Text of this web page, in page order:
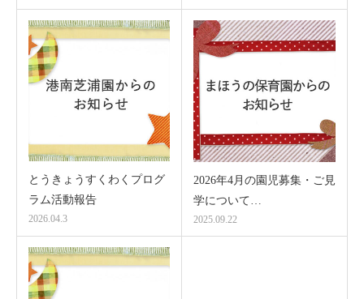
とうきょうすくわくプログ
ラム活動報告
2026.04.3
2026年4月の園児募集・ご見
学について…
2025.09.22